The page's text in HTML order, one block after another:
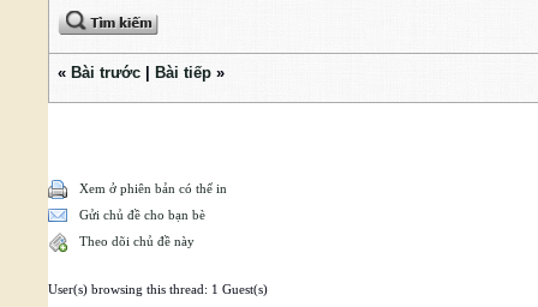
« Bài trước Bài tiếp »
Xem ở phiên bản có thể in
Gửi chủ đề cho bạn bè
Theo dõi chủ đề này
User(s) browsing this thread: 1 Guest(s)